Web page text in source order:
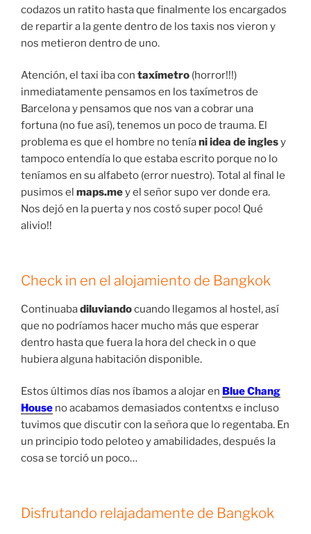
codazos un ratito hasta que finalmente los encargados
de repartir a la gente dentro de los taxis nos vieron y
nos metieron dentro de uno.
Atención, el taxi iba con taxímetro (horror!!!)
inmediatamente pensamos en los taxímetros de
Barcelona y pensamos que nos van a cobrar una
fortuna (no fue así), tenemos un poco de trauma. El
problema es que el hombre no teníani idea de inglesy
tampoco entendía lo que estaba escrito porque no lo
teníamos en su alfabeto (error nuestro). Total al final le
pusimos el maps.mey el señor supo ver donde era.
Nos dejó en la puerta y nos costó super poco! Qué
alivio!!
Check in en el alojamiento de Bangkok
Continuabadiluviandocuando llegamos al hostel, así
que no podríamos hacer mucho más que esperar
dentro hasta que fuera la hora del check in o que
hubiera alguna habitación disponible.
Estos últimos días nos íbamos a alojar en Blue Chang
House no acabamos demasiados contentxs e incluso
tuvimos que discutir con la señora que lo regentaba. En
un principio todo peloteo y amabilidades, después la
cosa se torció un poco…
Disfrutando relajadamente de Bangkok